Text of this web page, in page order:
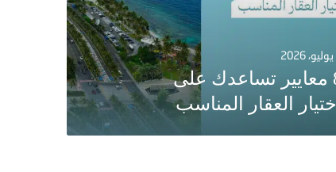
8 معايير تساعدك على
اختيار العقار المناسب